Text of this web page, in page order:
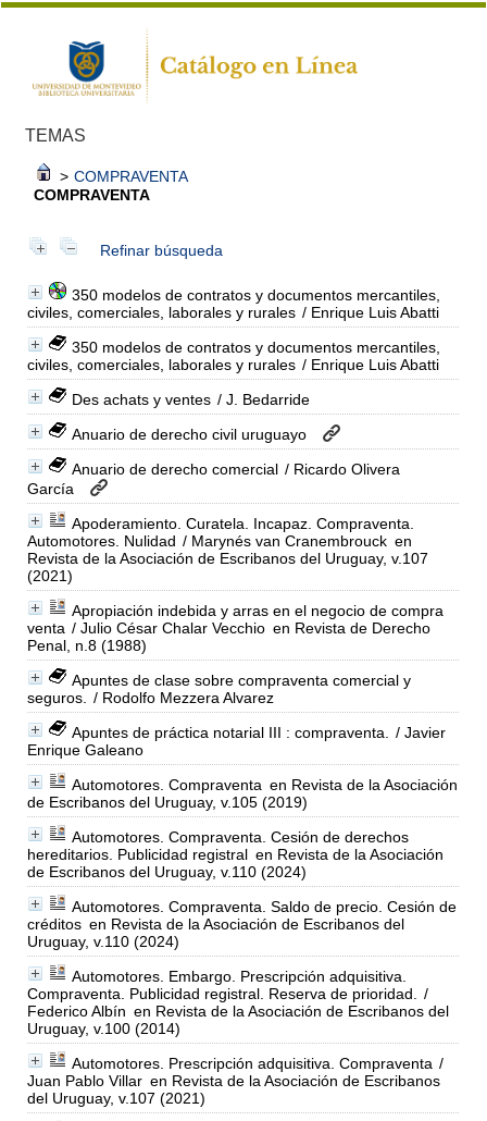
TEMAS
> COMPRAVENTA
COMPRAVENTA
Refinar búsqueda
350 modelos de contratos y documentos mercantiles,
civiles, comerciales, laborales y rurales / Enrique Luis Abatti
350 modelos de contratos y documentos mercantiles,
civiles, comerciales, laborales y rurales / Enrique Luis Abatti
Des achats y ventes / J. Bedarride
Anuario de derecho civil uruguayo
Anuario de derecho comercial / Ricardo Olivera
García
Apoderamiento. Curatela. Incapaz. Compraventa.
Automotores. Nulidad / Marynés van Cranembrouck en
Revista de la Asociación de Escribanos del Uruguay, v.107
(2021)
Apropiación indebida y arras en el negocio de compra
venta / Julio César Chalar Vecchio en Revista de Derecho
Penal, n.8 (1988)
Apuntes de clase sobre compraventa comercial y
seguros.
/ Rodolfo Mezzera Alvarez
Apuntes de práctica notarial III : compraventa.
/ Javier
Enrique Galeano
Automotores. Compraventa en Revista de la Asociación
de Escribanos del Uruguay, v.105 (2019)
Automotores. Compraventa. Cesión de derechos
hereditarios. Publicidad registral en Revista de la Asociación
de Escribanos del Uruguay, v.110 (2024)
Automotores. Compraventa. Saldo de precio. Cesión de
créditos en Revista de la Asociación de Escribanos del
Uruguay, v.110 (2024)
Automotores. Embargo. Prescripción adquisitiva.
Compraventa. Publicidad registral. Reserva de prioridad.
/
Federico Albín en Revista de la Asociación de Escribanos del
Uruguay, v.100 (2014)
Automotores. Prescripción adquisitiva. Compraventa /
Juan Pablo Villar en Revista de la Asociación de Escribanos
del Uruguay, v.107 (2021)